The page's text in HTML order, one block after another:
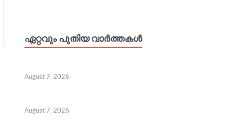
ഏറ്റവും പുതിയ വാർത്തകൾ
August 7, 2026
August 7, 2026